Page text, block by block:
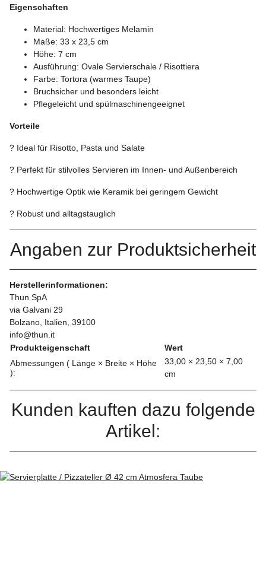
Eigenschaften
Material: Hochwertiges Melamin
Maße: 33 x 23,5 cm
Höhe: 7 cm
Ausführung: Ovale Servierschale / Risottiera
Farbe: Tortora (warmes Taupe)
Bruchsicher und besonders leicht
Pflegeleicht und spülmaschinengeeignet
Vorteile
? Ideal für Risotto, Pasta und Salate
? Perfekt für stilvolles Servieren im Innen- und Außenbereich
? Hochwertige Optik wie Keramik bei geringem Gewicht
? Robust und alltagstauglich
Angaben zur Produktsicherheit
Herstellerinformationen:
Thun SpA
via Galvani 29
Bolzano, Italien, 39100
info@thun.it
Produkteigenschaft
Wert
Abmessungen ( Länge × Breite × Höhe
):
33,00 × 23,50 × 7,00
cm
Kunden kauften dazu folgende
Artikel: